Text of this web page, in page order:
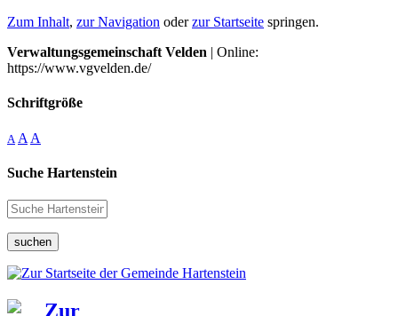
Zum Inhalt, zur Navigation oderzur Startseite springen.
Verwaltungsgemeinschaft Velden | Online:
https://www.vgvelden.de/
Schriftgröße
A A A
Suche Hartenstein
suchen